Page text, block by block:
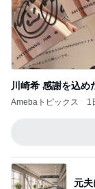
川崎希 感謝を込め
Amebaトピックス 1
元